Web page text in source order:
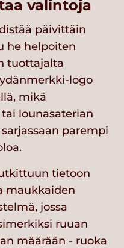
valintoja
päivittäin
he helpoiten
tuottajalta
logo
mikä
tai lounasaterian
parempi
tietoon
maukkaiden
jossa
ruuan
määrään - ruoka